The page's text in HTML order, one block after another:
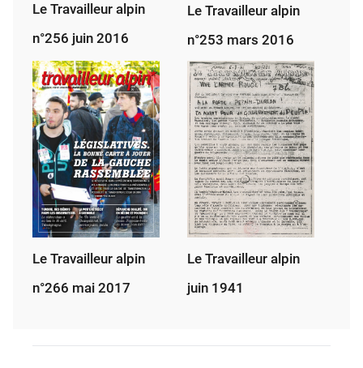
Le Travailleur alpin
n°256 juin 2016
Le Travailleur alpin
n°253 mars 2016
Le Travailleur alpin
n°266 mai 2017
Le Travailleur alpin
juin 1941